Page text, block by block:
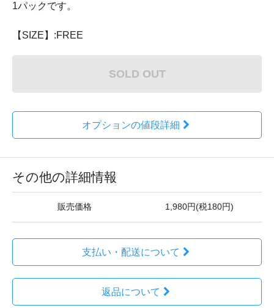
1パックです。
【SIZE】:FREE
SOLD OUT
オプションの値段詳細
その他の詳細情報
販売価格 1,980円(税180円)
支払い・配送について
返品について